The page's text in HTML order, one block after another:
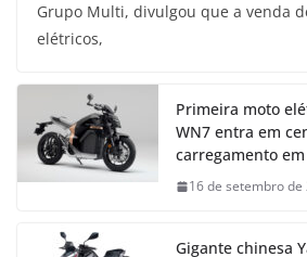
Grupo Multi, divulgou que a venda
elétricos,
Primeira moto
WN7 entra em
carregamento
16 de setembro de
Gigante chinesa